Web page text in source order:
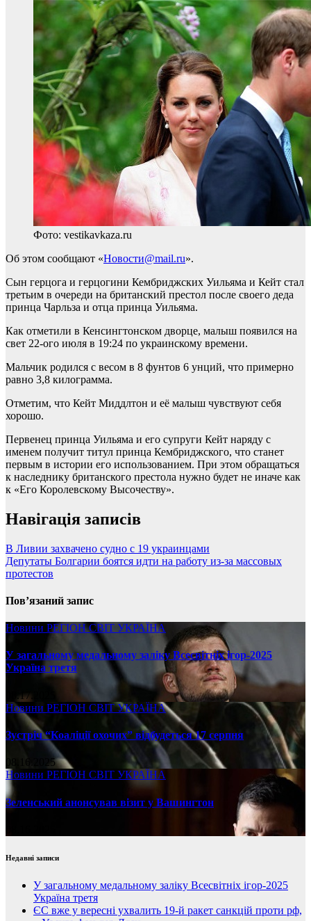
Фото: vestikavkaza.ru
Об этом сообщают «Новости@mail.ru».
Сын герцога и герцогини Кембриджских Уильяма и Кейт стал
третьим в очереди на британский престол после своего деда
принца Чарльза и отца принца Уильяма.
Как отметили в Кенсингтонском дворце, малыш появился на
свет 22-ого июля в 19:24 по украинскому времени.
Мальчик родился с весом в 8 фунтов 6 унций, что примерно
равно 3,8 килограмма.
Отметим, что Кейт Миддлтон и её малыш чувствуют себя
хорошо.
Первенец принца Уильяма и его супруги Кейт наряду с
именем получит титул принца Кембриджского, что станет
первым в истории его использованием. При этом обращаться
к наследнику британского престола нужно будет не иначе как
к «Его Королевскому Высочеству».
Навігація записів
В Ливии захвачено судно с 19 украинцами
Депутаты Болгарии боятся идти на работу из-за массовых
протестов
Пов’язаний запис
Новини РЕГІОНСВІТ УКРАЇНА
У загальному медальному заліку Всесвітніх ігор-2025
Україна третя
08.17.2025
Новини РЕГІОН СВІТУКРАЇНА
Зустріч “Коаліції охочих” відбудеться 17 серпня
08.16.2025
Новини РЕГІОН СВІТ УКРАЇНА
Зеленський анонсував візит у Вашингтон
Недавні записи
У загальному медальному заліку Всесвітніх ігор-2025
Україна третя
ЄС вже у вересні ухвалить 19-й ракет санкцій проти рф,